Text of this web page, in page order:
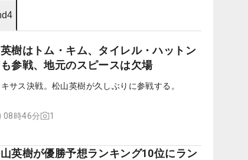
樹はトム・キム、タイレル・ハットン
参戦、地元のスピースは欠場
サス決戦。松山英樹が久しぶりに参戦する。
08時46分
1
英樹が優勝予想ランキング10位にラン